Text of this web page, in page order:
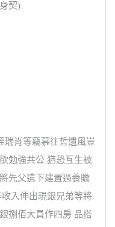
契)
瑞肖等竊慕往哲遺風豈
勉強共公 猶恐互生被
先父遺下建置過養贍
入伸出現銀兄弟等將
捌佰大員作四房 品搭